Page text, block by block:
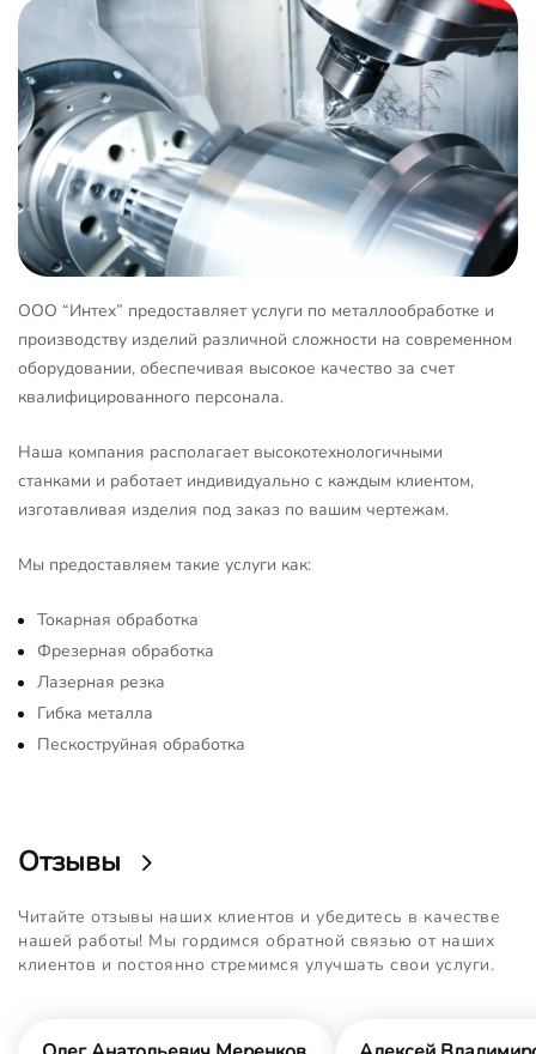
ООО “Интех” предоставляет услуги по металлообработке и
производству изделий различной сложности на современном
оборудовании, обеспечивая высокое качество за счет
квалифицированного персонала.
Наша компания располагает высокотехнологичными
станками и работает индивидуально с каждым клиентом,
изготавливая изделия под заказ по вашим чертежам.
Мы предоставляем такие услуги как:
Токарная обработка
Фрезерная обработка
Лазерная резка
Гибка металла
Пескоструйная обработка
Отзывы
Читайте отзывы наших клиентов и убедитесь в качестве
нашей работы! Мы гордимся обратной связью от наших
клиентов и постоянно стремимся улучшать свои услуги.